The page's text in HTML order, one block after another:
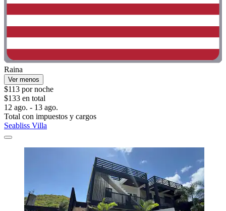
Raina
Ver menos
$113 por noche
$133 en total
12 ago. - 13 ago.
Total con impuestos y cargos
Seabliss Villa